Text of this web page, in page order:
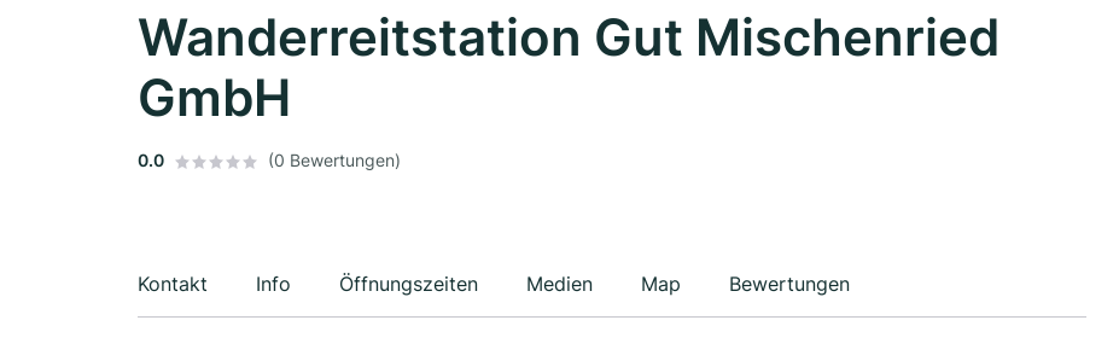
Wanderreitstation Gut Mischenried
GmbH
0.0 (0 Bewertungen)
Kontakt Info Öffnungszeiten Medien Map Bewertungen